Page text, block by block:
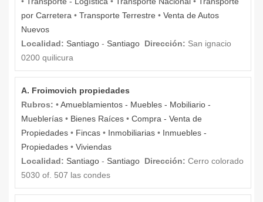
por Carretera • Transporte Terrestre • Venta de Autos
Nuevos
Localidad: Santiago - Santiago Dirección: San ignacio
0200 quilicura
A. Froimovich propiedades
Rubros: •Amueblamientos - Muebles - Mobiliario -
Mueblerías • Bienes Raíces • Compra - Venta de
Propiedades • Fincas • Inmobiliarias • Inmuebles -
Propiedades • Viviendas
Localidad: Santiago - Santiago Dirección: Cerro colorado
5030 of. 507 las condes